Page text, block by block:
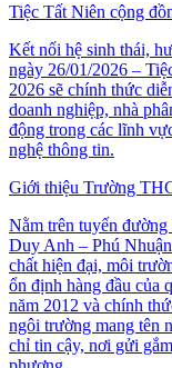
Tiệc Tất Niên cộng
Kết nối hệ sinh thái,
ngày 26/01/2026 –
2026 sẽ chính thức
doanh nghiệp, nhà
động trong các lĩnh
nghệ thông tin.
Giới thiệu Trường
Nằm trên tuyến
Duy Anh – Phú
chất hiện đại, môi
ổn định hàng đầu của
năm 2012 và chính
ngôi trường mang tên
chỉ tin cậy, nơi gửi